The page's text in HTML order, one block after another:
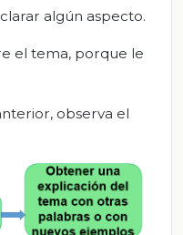
algún aspecto.
el tema, porque le
observa el